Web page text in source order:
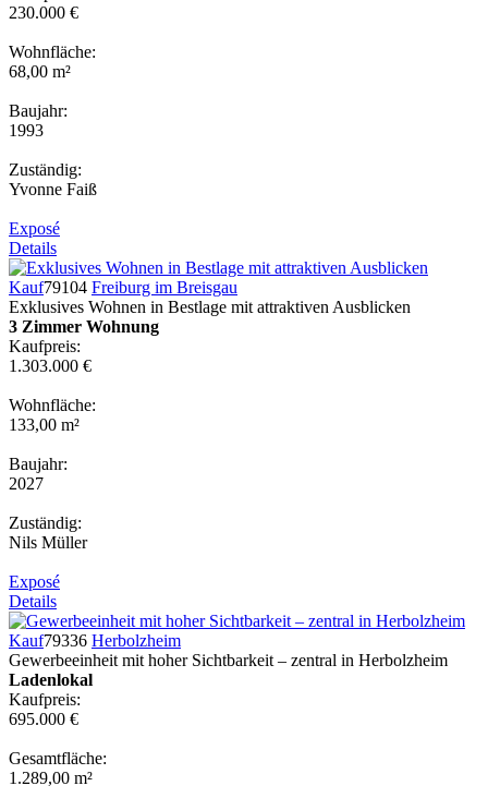
230.000 €
Wohnfläche:
68,00 m²
Baujahr:
1993
Zuständig:
Yvonne Faiß
Exposé
Details
Kauf79104 Freiburg im Breisgau
Exklusives Wohnen in Bestlage mit attraktiven Ausblicken
3 Zimmer Wohnung
Kaufpreis:
1.303.000 €
Wohnfläche:
133,00 m²
Baujahr:
2027
Zuständig:
Nils Müller
Exposé
Details
Kauf79336 Herbolzheim
Gewerbeeinheit mit hoher Sichtbarkeit – zentral in Herbolzheim
Ladenlokal
Kaufpreis:
695.000 €
Gesamtfläche:
1.289,00 m²